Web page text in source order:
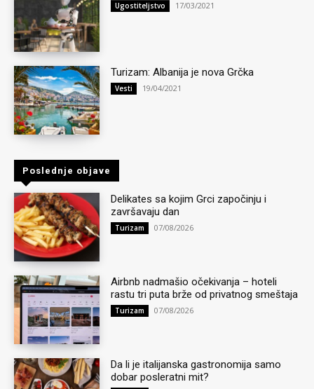
Ugostiteljstvo 17/03/2021
Turizam: Albanija je nova Grčka
Vesti 19/04/2021
Poslednje objave
Delikates sa kojim Grci započinju i
završavaju dan
Turizam 07/08/2026
Airbnb nadmašio očekivanja – hoteli
rastu tri puta brže od privatnog smeštaja
Turizam 07/08/2026
Da li je italijanska gastronomija samo
dobar posleratni mit?